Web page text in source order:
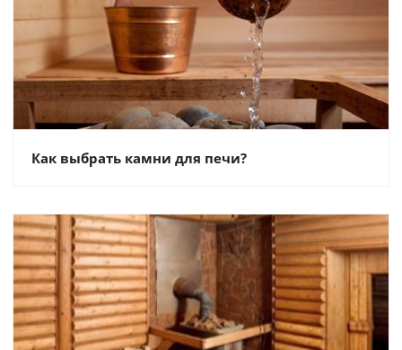
Как выбрать камни для печи?